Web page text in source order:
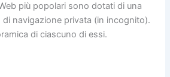
più popolari sono dotati di una
navigazione privata (in incognito).
di ciascuno di essi.